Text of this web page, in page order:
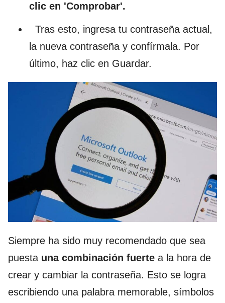
clic en 'Comprobar'.
Tras esto, ingresa tu contraseña actual,
la nueva contraseña y confírmala. Por
último, haz clic en Guardar.
Siempre ha sido muy recomendado que sea
puesta una combinación fuerte a la hora de
crear y cambiar la contraseña. Esto se logra
escribiendo una palabra memorable, símbolos